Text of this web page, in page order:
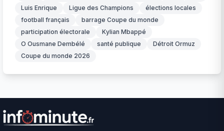
Luis Enrique
Ligue des Champions
élections locales
football français
barrage Coupe du monde
participation électorale
Kylian Mbappé
O Ousmane Dembélé
santé publique
Détroit Ormuz
Coupe du monde 2026